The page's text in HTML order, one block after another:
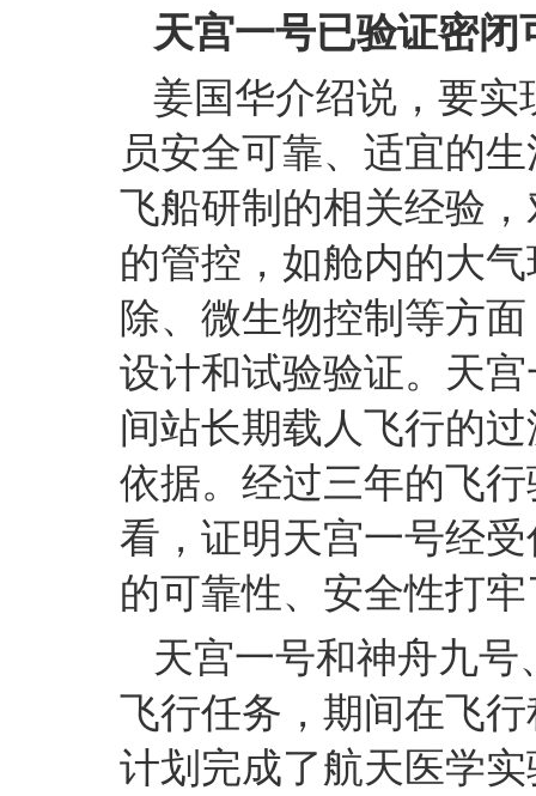
天宫一号已验证密
姜国华介绍说，要
员安全可靠、适宜的
飞船研制的相关经验
的管控，如舱内的大
除、微生物控制等方
设计和试验验证。天
间站长期载人飞行的
依据。经过三年的飞
看，证明天宫一号经
的可靠性、安全性打
天宫一号和神舟九
飞行任务，期间在飞
计划完成了航天医学